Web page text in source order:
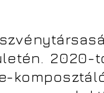
2020-